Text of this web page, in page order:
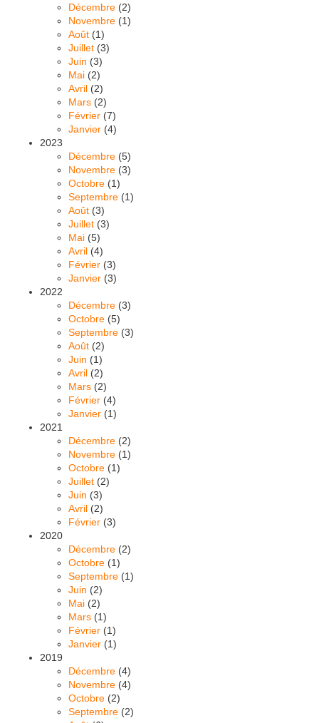
Décembre (2)
Novembre (1)
Août (1)
Juillet (3)
Juin (3)
Mai (2)
Avril (2)
Mars (2)
Février (7)
Janvier (4)
2023
Décembre (5)
Novembre (3)
Octobre (1)
Septembre (1)
Août (3)
Juillet (3)
Mai (5)
Avril (4)
Février (3)
Janvier (3)
2022
Décembre (3)
Octobre (5)
Septembre (3)
Août (2)
Juin (1)
Avril (2)
Mars (2)
Février (4)
Janvier (1)
2021
Décembre (2)
Novembre (1)
Octobre (1)
Juillet (2)
Juin (3)
Avril (2)
Février (3)
2020
Décembre (2)
Octobre (1)
Septembre (1)
Juin (2)
Mai (2)
Mars (1)
Février (1)
Janvier (1)
2019
Décembre (4)
Novembre (4)
Octobre (2)
Septembre (2)